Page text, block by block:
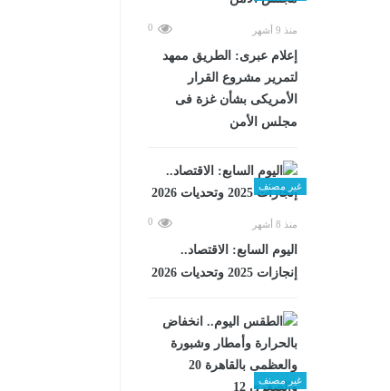
منذ 9 أشهر 0
إعلام عبرى: الطريق ممهد
لتمرير مشروع القرار
الأمريكى بشأن غزة فى
مجلس الأمن
غير مصنف
منذ 8 أشهر 0
اليوم السابع: الاقتصاد..
إنجازات 2025 وتحديات 2026
غير مصنف